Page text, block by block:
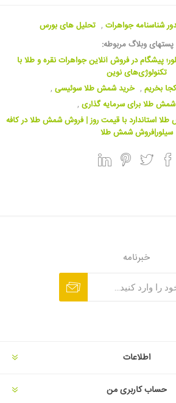
شناسنامه جواهرات , تحلیل های بورس
پستهای وبلاگ مربوطه:
پیشگام در فروش آنلاین جواهرات نقره و طلا با
تکنولوژی‌های نوین
بخریم , خرید شمش طلا سوئیسی ,
شمش طلا برای سرمایه گذاری ,
استاندارد با قیمت روز | فروش شمش طلا در کافه
سیلور|فروش شمش طلا
خبرنامه
اطلاعات
حساب کاربری من